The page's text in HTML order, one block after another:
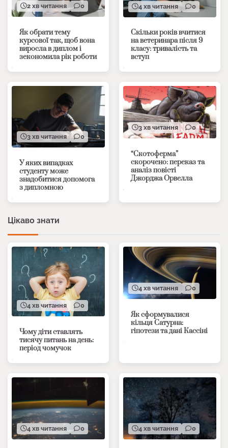
2 хв читання 0
Як обрати тему
курсової так, щоб вона
виросла в диплом і
зекономила рік роботи
4 хв читання 0
Скільки років вчитися
на ветеринара після 9
класу: тривалість та
вступ
3 хв читання 0
У яких випадках
студенту може
знадобитися допомога
з дипломною
3 хв читання 0
“Скотоферма”
скорочено: переказ та
аналіз повісті
Джорджа Орвелла
Цікаво знати
4 хв читання 0
Чому діти ставлять
тисячу питань на день:
період чомучок
4 хв читання 0
Як сформувалися
кільця Сатурна:
гіпотези та дані Кассіні
4 хв читання 0 4 хв читання 0